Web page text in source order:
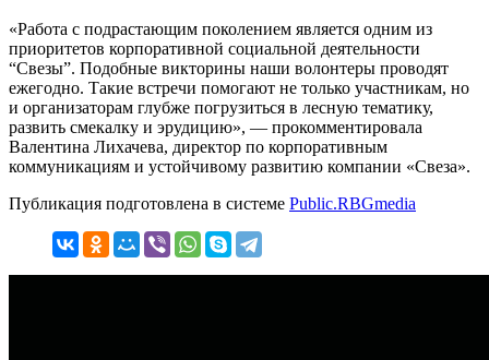
«Работа с подрастающим поколением является одним из
приоритетов корпоративной социальной деятельности
“Свезы”. Подобные викторины наши волонтеры проводят
ежегодно. Такие встречи помогают не только участникам, но
и организаторам глубже погрузиться в лесную тематику,
развить смекалку и эрудицию», — прокомментировала
Валентина Лихачева, директор по корпоративным
коммуникациям и устойчивому развитию компании «Свеза».
Публикация подготовлена в системе Public.RBGmedia